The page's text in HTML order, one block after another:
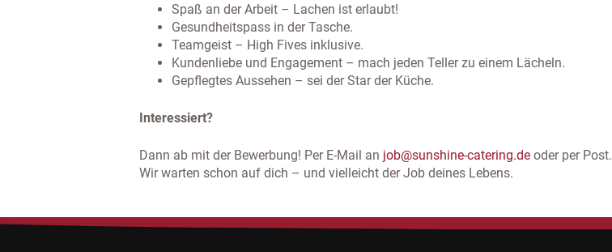
Spaß an der Arbeit – Lachen ist erlaubt!
Gesundheitspass in der Tasche.
Teamgeist – High Fives inklusive.
Kundenliebe und Engagement – mach jeden Teller zu einem Lächeln.
Gepflegtes Aussehen – sei der Star der Küche.
Interessiert?
Dann ab mit der Bewerbung! Per E-Mail an job@sunshine-catering.de oder per Post.
Wir warten schon auf dich – und vielleicht der Job deines Lebens.